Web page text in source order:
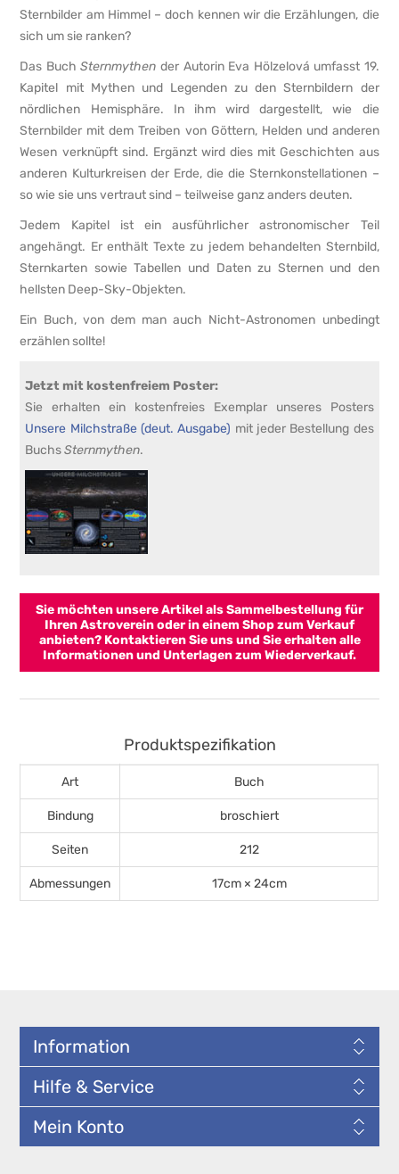
Sternbilder am Himmel – doch kennen wir die Erzählungen, die
sich um sie ranken?
Das BuchSternmythen der Autorin Eva Hölzelová umfasst 19.
Kapitel mit Mythen und Legenden zu den Sternbildern der
nördlichen Hemisphäre. In ihm wird dargestellt, wie die
Sternbilder mit dem Treiben von Göttern, Helden und anderen
Wesen verknüpft sind. Ergänzt wird dies mit Geschichten aus
anderen Kulturkreisen der Erde, die die Sternkonstellationen –
so wie sie uns vertraut sind – teilweise ganz anders deuten.
Jedem Kapitel ist ein ausführlicher astronomischer Teil
angehängt. Er enthält Texte zu jedem behandelten Sternbild,
Sternkarten sowie Tabellen und Daten zu Sternen und den
hellsten Deep-Sky-Objekten.
Ein Buch, von dem man auch Nicht-Astro­nomen unbedingt
erzählen sollte!
Jetzt mit kostenfreiem Poster:
Sie erhalten ein kostenfreies Exemplar unseres Posters
Unsere Milchstraße (deut. Ausgabe) mit jeder Bestellung des
BuchsSternmythen.
Sie möchten unsere Artikel als Sammelbestellung für
Ihren Astroverein oder in einem Shop zum Verkauf
anbieten? Kontaktieren Sie unsund Sie erhalten alle
Informationen und Unterlagen zum Wiederverkauf.
Produktspezifikation
Art Buch
Bindung broschiert
Seiten 212
Abmessungen 17cm × 24cm
Information
Hilfe & Service
Mein Konto